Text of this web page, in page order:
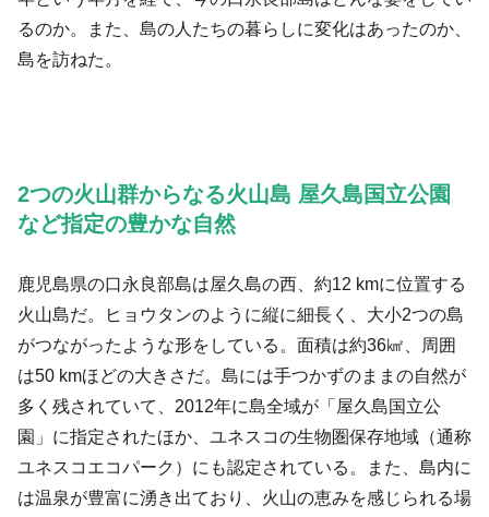
るのか。また、島の人たちの暮らしに変化はあったのか、
島を訪ねた。
2つの火山群からなる火山島 屋久島国立公園
など指定の豊かな自然
鹿児島県の口永良部島は屋久島の西、約12 kmに位置する
火山島だ。ヒョウタンのように縦に細長く、大小2つの島
がつながったような形をしている。面積は約36㎢、周囲
は50 kmほどの大きさだ。島には手つかずのままの自然が
多く残されていて、2012年に島全域が「屋久島国立公
園」に指定されたほか、ユネスコの生物圏保存地域（通称
ユネスコエコパーク）にも認定されている。また、島内に
は温泉が豊富に湧き出ており、火山の恵みを感じられる場